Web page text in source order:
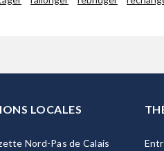
LOCALES
Nord-Pas de Calais